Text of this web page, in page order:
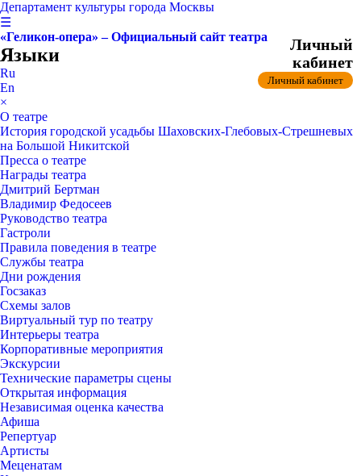
Департамент культуры города Москвы
☰
«Геликон-опера» – Официальный сайт театра
Языки
Ru
En
×
О театре
История городской усадьбы Шаховских-Глебовых-Стрешневых
на Большой Никитской
Пресса о театре
Награды театра
Дмитрий Бертман
Владимир Федосеев
Руководство театра
Гастроли
Правила поведения в театре
Службы театра
Дни рождения
Госзаказ
Схемы залов
Виртуальный тур по театру
Интерьеры театра
Корпоративные мероприятия
Экскурсии
Технические параметры сцены
Открытая информация
Независимая оценка качества
Афиша
Репертуар
Артисты
Меценатам
Личный
кабинет
Личный кабинет